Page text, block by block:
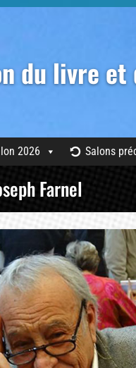
du livre et
2026 Salons
Farnel